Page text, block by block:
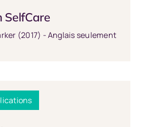
SelfCare
(2017) - Anglais seulement